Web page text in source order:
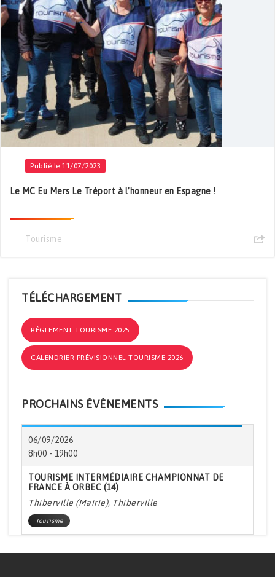
Publié le 11/07/2023
Le MC Eu Mers Le Tréport à l’honneur en Espagne !
Tourisme
TÉLÉCHARGEMENT
RÈGLEMENT TOURISME 2025
CALENDRIER PRÉVISIONNEL TOURISME 2026
PROCHAINS ÉVÉNEMENTS
06/09/2026
8h00 - 19h00
TOURISME INTERMÉDIAIRE CHAMPIONNAT DE
FRANCE À ORBEC (14)
Thiberville (Mairie), Thiberville
Tourisme